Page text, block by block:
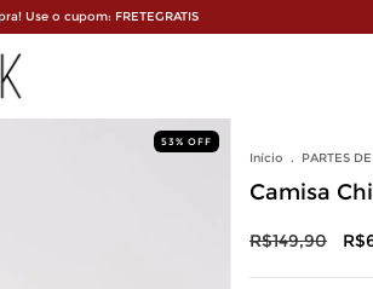
Use o cupom: FRETEGRATIS
53% OFF
Início . PARTES
Camisa
R$149,90